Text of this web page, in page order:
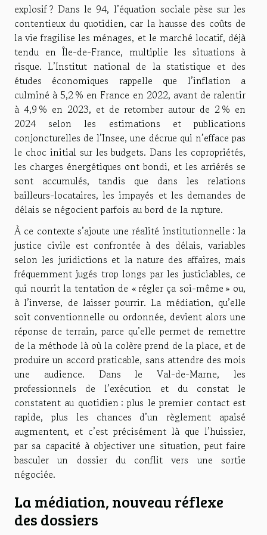
explosif ? Dans le 94, l’équation sociale pèse sur les
contentieux du quotidien, car la hausse des coûts de
la vie fragilise les ménages, et le marché locatif, déjà
tendu en Île-de-France, multiplie les situations à
risque. L’Institut national de la statistique et des
études économiques rappelle que l’inflation a
culminé à 5,2 % en France en 2022, avant de ralentir
à 4,9 % en 2023, et de retomber autour de 2 % en
2024 selon les estimations et publications
conjoncturelles de l’Insee, une décrue qui n’efface pas
le choc initial sur les budgets. Dans les copropriétés,
les charges énergétiques ont bondi, et les arriérés se
sont accumulés, tandis que dans les relations
bailleurs-locataires, les impayés et les demandes de
délais se négocient parfois au bord de la rupture.
À ce contexte s’ajoute une réalité institutionnelle : la
justice civile est confrontée à des délais, variables
selon les juridictions et la nature des affaires, mais
fréquemment jugés trop longs par les justiciables, ce
qui nourrit la tentation de « régler ça soi-même » ou,
à l’inverse, de laisser pourrir. La médiation, qu’elle
soit conventionnelle ou ordonnée, devient alors une
réponse de terrain, parce qu’elle permet de remettre
de la méthode là où la colère prend de la place, et de
produire un accord praticable, sans attendre des mois
une audience. Dans le Val-de-Marne, les
professionnels de l’exécution et du constat le
constatent au quotidien : plus le premier contact est
rapide, plus les chances d’un règlement apaisé
augmentent, et c’est précisément là que l’huissier,
par sa capacité à objectiver une situation, peut faire
basculer un dossier du conflit vers une sortie
négociée.
La médiation, nouveau réflexe
des dossiers